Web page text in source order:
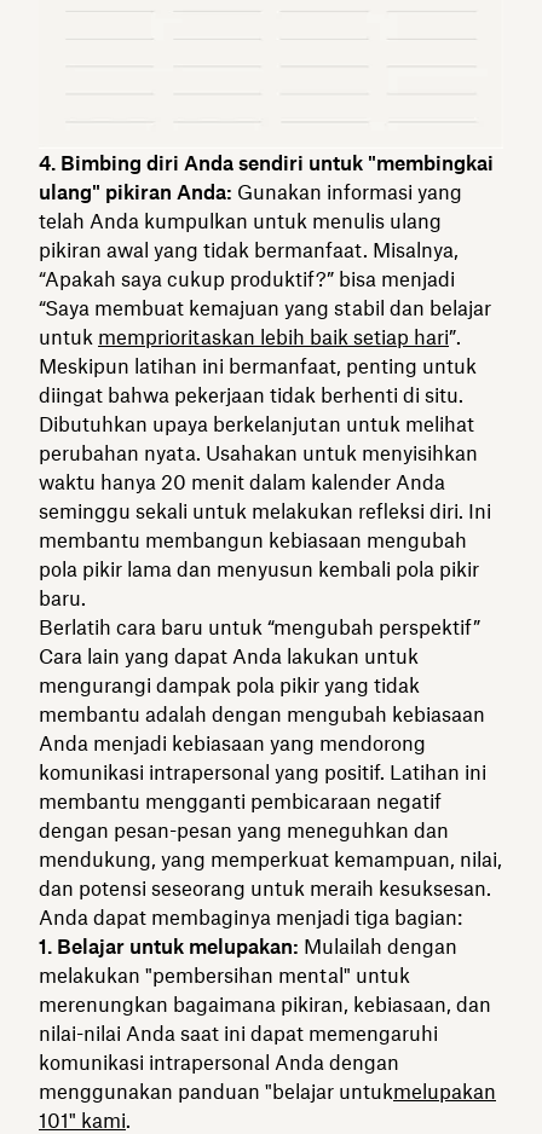
4. Bimbing diri Anda sendiri untuk "membingkai
ulang" pikiran Anda: Gunakan informasi yang
telah Anda kumpulkan untuk menulis ulang
pikiran awal yang tidak bermanfaat. Misalnya,
“Apakah saya cukup produktif?” bisa menjadi
“Saya membuat kemajuan yang stabil dan belajar
untuk memprioritaskan lebih baik setiap hari”.
Meskipun latihan ini bermanfaat, penting untuk
diingat bahwa pekerjaan tidak berhenti di situ.
Dibutuhkan upaya berkelanjutan untuk melihat
perubahan nyata. Usahakan untuk menyisihkan
waktu hanya 20 menit dalam kalender Anda
seminggu sekali untuk melakukan refleksi diri. Ini
membantu membangun kebiasaan mengubah
pola pikir lama dan menyusun kembali pola pikir
baru.
Berlatih cara baru untuk “mengubah perspektif”
Cara lain yang dapat Anda lakukan untuk
mengurangi dampak pola pikir yang tidak
membantu adalah dengan mengubah kebiasaan
Anda menjadi kebiasaan yang mendorong
komunikasi intrapersonal yang positif. Latihan ini
membantu mengganti pembicaraan negatif
dengan pesan-pesan yang meneguhkan dan
mendukung, yang memperkuat kemampuan, nilai,
dan potensi seseorang untuk meraih kesuksesan.
Anda dapat membaginya menjadi tiga bagian:
1. Belajar untuk melupakan: Mulailah dengan
melakukan "pembersihan mental" untuk
merenungkan bagaimana pikiran, kebiasaan, dan
nilai-nilai Anda saat ini dapat memengaruhi
komunikasi intrapersonal Anda dengan
menggunakan panduan "belajar untukmelupakan
101" kami.